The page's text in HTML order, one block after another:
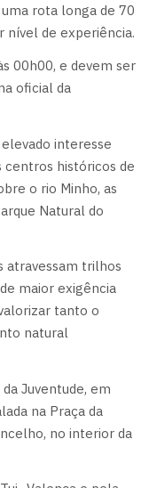
rota longa de 70
nível de experiência.
00h00, e devem ser
oficial da
interesse
centros históricos de
o rio Minho, as
Natural do
atravessam trilhos
maior exigência
tanto o
natural
Juventude, em
na Praça da
no interior da